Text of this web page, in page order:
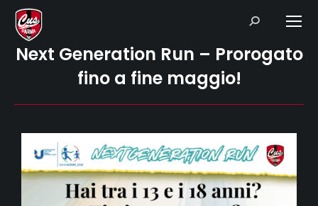
Search:
Next Generation Run – Prorogato
fino a fine maggio!